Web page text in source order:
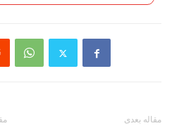
مقاله بعدی